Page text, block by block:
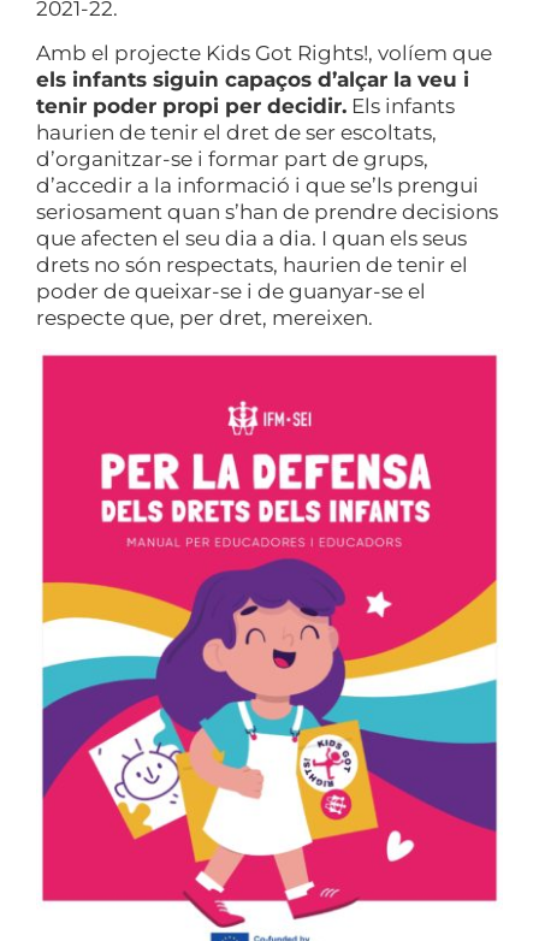
2021-22.
Amb el projecte Kids Got Rights!, volíem que
els infants siguin capaços d’alçar la veu i
tenir poder propi per decidir. Els infants
haurien de tenir el dret de ser escoltats,
d’organitzar-se i formar part de grups,
d’accedir a la informació i que se’ls prengui
seriosament quan s’han de prendre decisions
que afecten el seu dia a dia. I quan els seus
drets no són respectats, haurien de tenir el
poder de queixar-se i de guanyar-se el
respecte que, per dret, mereixen.